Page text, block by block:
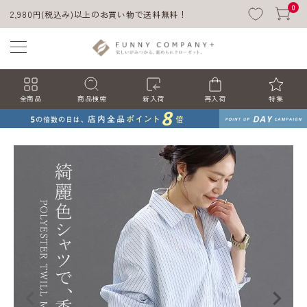
2,980円(税込み)以上のお買い物で送料無料！
0
全商品 商品検索 新入荷 再入荷 特集
ACCOUNT MENU
ようこそ ゲスト 様
ログイン 会員登録